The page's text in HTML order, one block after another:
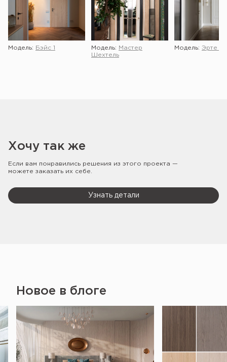
Модель: Бэйс 1 Модель:
Мастер
Шехтель
Модель: Эрте 2
Хочу так же
Если вам понравились решения из этого проекта —
можете заказать их себе.
Узнать детали
Новое в блоге